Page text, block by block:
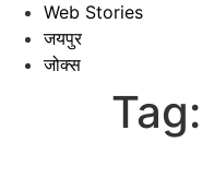
Web Stories
जयपुर
जोक्स
Tag: